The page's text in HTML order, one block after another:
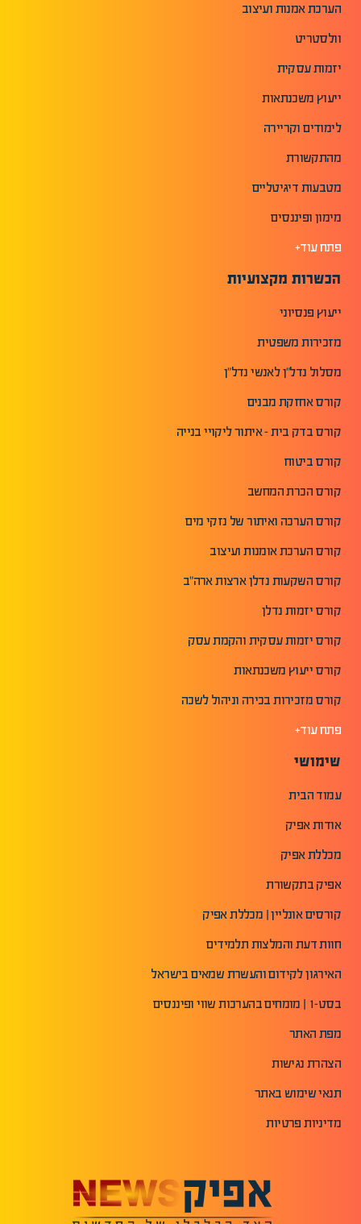
הערכת אמנות ועיצוב
וולסטריט
יזמות עסקית
ייעוץ משכנתאות
לימודים וקריירה
מהתקשורת
מטבעות דיגיטליים
מימון ופיננסים
פתח עוד+
הכשרות מקצועיות
ייעוץ פנסיוני
מזכירות משפטית
מסלול נדל"ן לאנשי נדל"ן
קורס אחזקת מבנים
קורס בדק בית - איתור ליקויי בנייה
קורס ביטוח
קורס הכרת המחשב
קורס הערכה ואיתור של נזקי מים
קורס הערכת אומנות ועיצוב
קורס השקעות נדלן ארצות ארה"ב
קורס יזמות נדלן
קורס יזמות עסקית והקמת עסק
קורס ייעוץ משכנתאות
קורס מזכירות בכירה וניהול לשכה
פתח עוד+
שימושי
עמוד הבית
אודות אפיק
מכללת אפיק
אפיק בתקשורת
קורסים אונליין | מכללת אפיק
חוות דעת והמלצות תלמידים
האירגון לקידום והעשרת שמאים בישראל
בסט-1 | מומחים בהערכות שווי ופיננסים
מפת האתר
הצהרת נגישות
תנאי שימוש באתר
מדיניות פרטיות